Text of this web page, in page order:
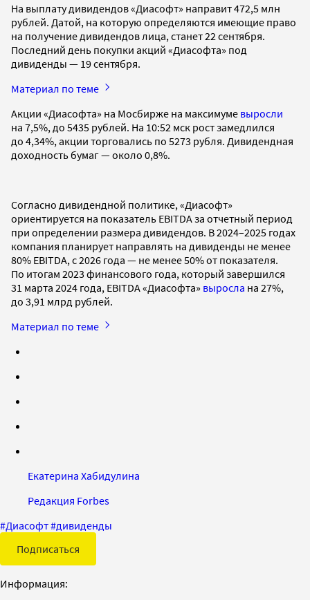
На выплату дивидендов «Диасофт» направит 472,5 млн
рублей. Датой, на которую определяются имеющие право
на получение дивидендов лица, станет 22 сентября.
Последний день покупки акций «Диасофта» под
дивиденды — 19 сентября.
Материал по теме
Акции «Диасофта» на Мосбирже на максимуме выросли
на 7,5%, до 5435 рублей. На 10:52 мск рост замедлился
до 4,34%, акции торговались по 5273 рубля. Дивидендная
доходность бумаг — около 0,8%.
Согласно дивидендной политике, «Диасофт»
ориентируется на показатель EBITDA за отчетный период
при определении размера дивидендов. В 2024–2025 годах
компания планирует направлять на дивиденды не менее
80% EBITDA, с 2026 года — не менее 50% от показателя.
По итогам 2023 финансового года, который завершился
31 марта 2024 года, EBITDA «Диасофта» выросла на 27%,
до 3,91 млрд рублей.
Материал по теме
Екатерина Хабидулина
Редакция Forbes
#Диасофт#дивиденды
Подписаться
Информация: